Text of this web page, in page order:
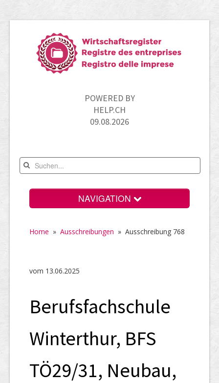
POWERED BY
HELP.CH
09.08.2026
NAVIGATION
UID-Register
Links
Home » Ausschreibungen » Ausschreibung 768
vom 13.06.2025
Berufsfachschule
Winterthur, BFS
TÖ29/31, Neubau,